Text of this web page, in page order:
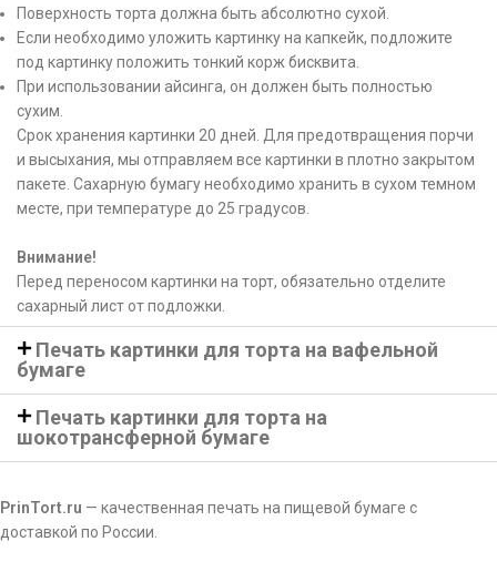
Поверхность торта должна быть абсолютно сухой.
Если необходимо уложить картинку на капкейк, подложите
под картинку положить тонкий корж бисквита.
При использовании айсинга, он должен быть полностью
сухим.
Срок хранения картинки 20 дней. Для предотвращения порчи
и высыхания, мы отправляем все картинки в плотно закрытом
пакете. Сахарную бумагу необходимо хранить в сухом темном
месте, при температуре до 25 градусов.
Внимание!
Перед переносом картинки на торт, обязательно отделите
сахарный лист от подложки.
Печать картинки для торта на вафельной
бумаге
Печать картинки для торта на
шокотрансферной бумаге
PrinTort.ru — качественная печать на пищевой бумаге с
доставкой по России.